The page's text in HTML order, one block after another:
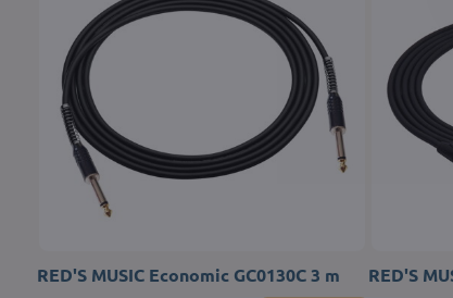
RED'S MUSIC Economic GC0130C 3 m RED'S